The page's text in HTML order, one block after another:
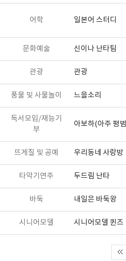
어학 일본어 스터디
문화예술 신이나 난타팀
관광 관광
풍물 및 사물놀이 느을소리
독서모임/재능기
부
아보하(아주 평
뜨게질 및 공예 우리동네 사랑방
타악기연주 두드림 난타
바둑 내일은 바둑왕
시니어모델 시니어모델 퀸즈